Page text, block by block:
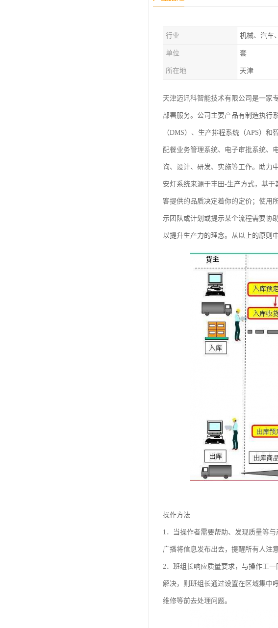
行业 机械、汽车
单位 套
所在地 天津
天津迈讯科智能技术有限公司是一家
部署服务。公司主要产品有制造执行
（DMS）、生产排程系统（APS）
配餐业务管理系统、电子审批系统、
询、设计、研发、实施等工作。助力
安灯系统来源于丰田-生产方式，基
客提供的品质决定着你的定价；使用
示团队或计划或提示某个流程需要协
以提升生产力的理念。从以上的原则
操作方法
1．当操作者需要帮助、发现质量等
广播将信息发布出去，提醒所有人注意
2．班组长响应质量要求，与操作工
解决，则班组长通过设置在区域集中
维修等前去处理问题。